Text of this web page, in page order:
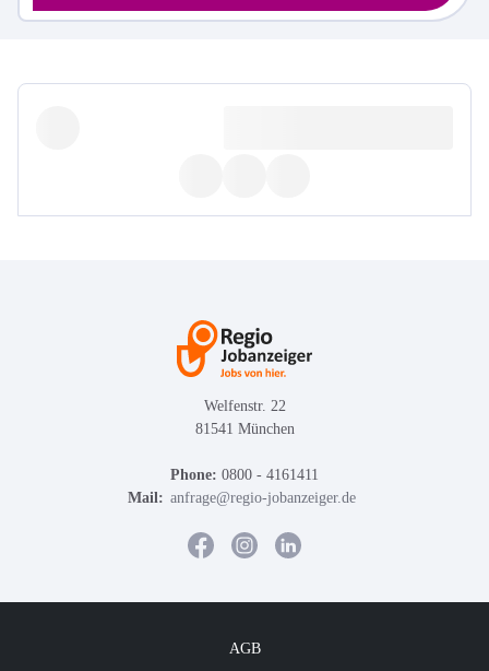
Welfenstr. 22
81541 München
Phone: 0800 - 4161411
Mail: anfrage@regio-jobanzeiger.de
AGB